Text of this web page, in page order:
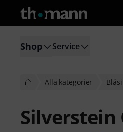
Shop Service
Alla kategorier
Silverstein